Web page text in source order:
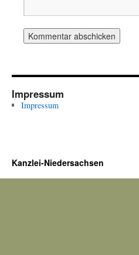
Impressum
Impressum
Kanzlei-Niedersachsen